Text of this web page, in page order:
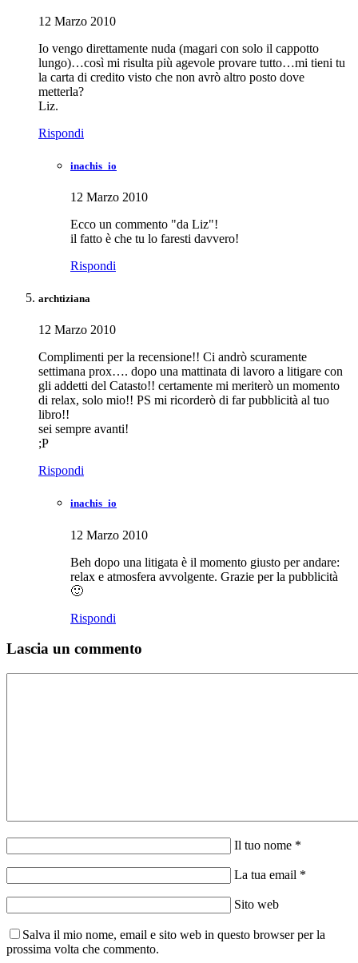
12 Marzo 2010
Io vengo direttamente nuda (magari con solo il cappotto
lungo)…così mi risulta più agevole provare tutto…mi tieni tu
la carta di credito visto che non avrò altro posto dove
metterla?
Liz.
Rispondi
inachis_io
12 Marzo 2010
Ecco un commento "da Liz"!
il fatto è che tu lo faresti davvero!
Rispondi
archtiziana
12 Marzo 2010
Complimenti per la recensione!! Ci andrò scuramente
settimana prox…. dopo una mattinata di lavoro a litigare con
gli addetti del Catasto!! certamente mi meriterò un momento
di relax, solo mio!! PS mi ricorderò di far pubblicità al tuo
libro!!
sei sempre avanti!
;P
Rispondi
inachis_io
12 Marzo 2010
Beh dopo una litigata è il momento giusto per andare:
relax e atmosfera avvolgente. Grazie per la pubblicità
🙂
Rispondi
Lascia un commento
Il tuo nome *
La tua email *
Sito web
Salva il mio nome, email e sito web in questo browser per la
prossima volta che commento.